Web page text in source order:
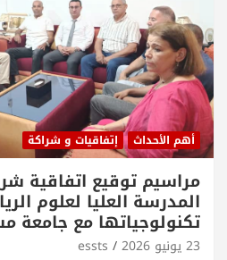
أهم الأحداث إتفاقيات و شراكة
مراسيم توقيع اتفاقية
المدرسة العليا لعلوم
تكنولوجياتها مع جامعة
23 يونيو 2026 essts